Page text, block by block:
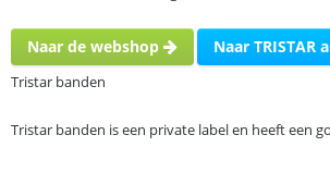
Naar de webshop Naar TRISTAR
Tristar banden
Tristar banden is een private label en heeft een